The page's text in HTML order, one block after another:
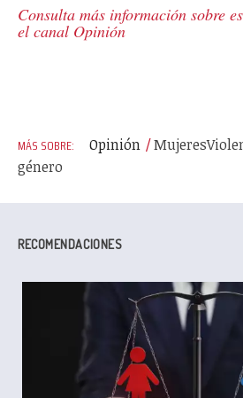
Consulta más información sobre
el canal Opinión
Opinión Mujeres
género
RECOMENDACIONES